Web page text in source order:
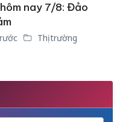
nay 7/8: Đảo
Thị trường